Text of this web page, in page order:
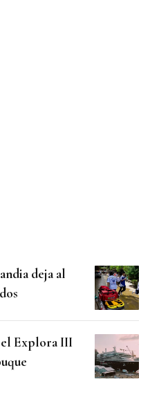
deja al
el Explora III